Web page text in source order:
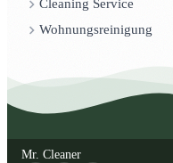
Cleaning Service
Wohnungsreinigung
Mr. Cleaner